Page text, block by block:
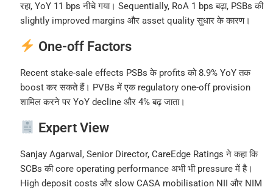
रहा, YoY 11 bps नीचे गया। Sequentially, RoA 1 bps बढ़ा, PSBs की
slightly improved margins और asset quality सुधार के कारण।
One-off Factors
Recent stake-sale effects PSBs के profits को 8.9% YoY तक
boost कर सकते हैं। PVBs में एक regulatory one-off provision
शामिल करने पर YoY decline और 4% बढ़ जाता।
Expert View
Sanjay Agarwal, Senior Director, CareEdge Ratings ने कहा कि
SCBs की core operating performance अभी भी pressure में है।
High deposit costs और slow CASA mobilisation NII और NIM